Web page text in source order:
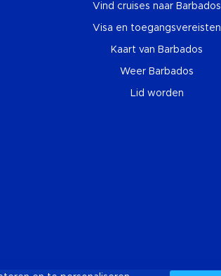
Vind cruises naar Barbados
Visa en toegangsvereisten
Kaart van Barbados
Weer Barbados
Lid worden